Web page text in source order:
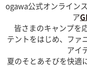
ogawa公式オンラインス
ア
皆さまのキャンプを
テントをはじめ、ファ
アイ
夏のそとあそびを快適